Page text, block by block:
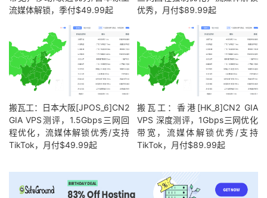
流媒体解锁，季付$49.99起
优秀，月付$89.99起
搬瓦工：日本大阪[JPOS_6]CN2
GIA VPS测评，1.5Gbps三网回
程优化，流媒体解锁优秀/支持
TikTok，月付$49.99起
搬瓦工：香港[HK_8]CN2 GIA
VPS 深度测评，1Gbps三网优化
带宽，流媒体解锁优秀/支持
TikTok，月付$89.99起